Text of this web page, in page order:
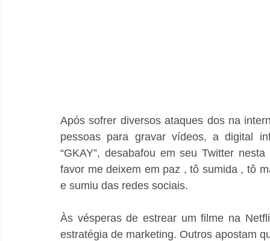
Após sofrer diversos ataques dos na
pessoas para gravar vídeos, a digital
“GKAY”, desabafou em seu Twitter
favor me deixem em paz , tô sumida , tô
e sumiu das redes sociais.
Às vésperas de estrear um filme na
estratégia de marketing. Outros apostam